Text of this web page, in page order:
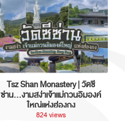
Tsz Shan Monastery | วัดซี
ซ่าน…งามสง่าเจ้าแม่กวนอิมองค์
ใหญ่แห่งฮ่องกง
824 views